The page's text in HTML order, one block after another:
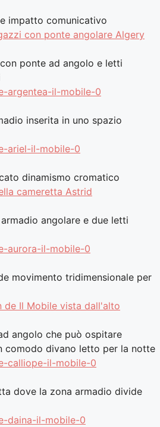
impatto comunicativo
ponte ad angolo e letti
inserita in uno spazio
dinamismo cromatico
angolare e due letti
movimento tridimensionale per
angolo che può ospitare
comodo divano letto per la notte
dove la zona armadio divide